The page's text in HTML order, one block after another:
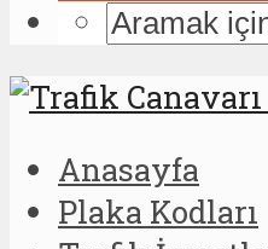
Anasayfa
Plaka Kodları